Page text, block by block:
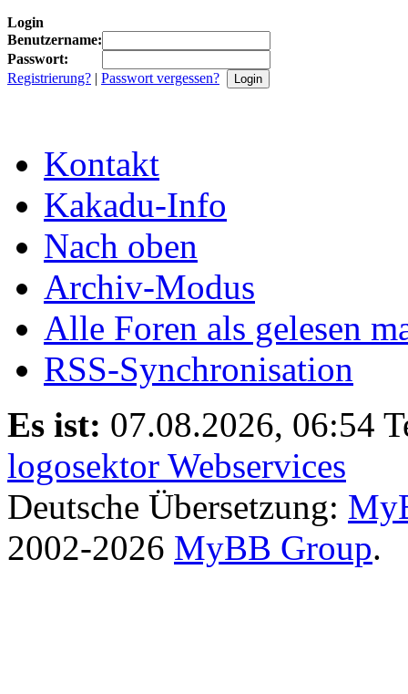
Login
Benutzername:
Passwort:
Registrierung? | Passwort vergessen?
Kontakt
Kakadu-Info
Nach oben
Archiv-Modus
Alle Foren als gelesen
RSS-Synchronisation
Es ist: 07.08.2026, 06:54
logosektor Webservices
Deutsche Übersetzung:
2002-2026 MyBB Group.